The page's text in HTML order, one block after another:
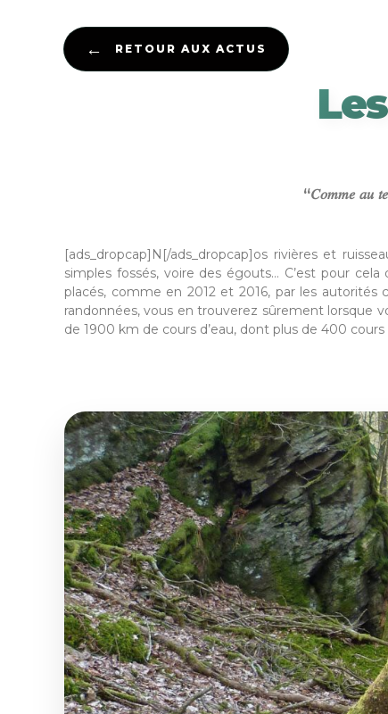
← RETOUR AUX ACTUS
“𝐶𝑜𝑚𝑚𝑒 𝑎𝑢
[ads_dropcap]N[/ads_dropcap]os rivières et
simples fossés, voire des égouts… C’est pour
placés, comme en 2012 et 2016, par les autorités
randonnées, vous en trouverez sûrement lorsque
de 1900 km de cours d’eau, dont plus de 400 cours